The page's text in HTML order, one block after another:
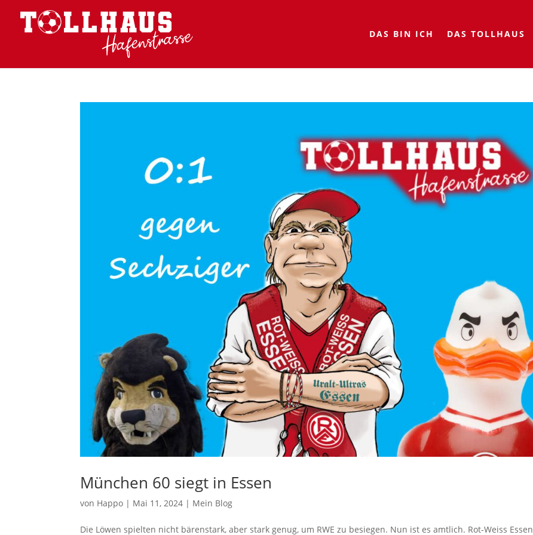
DAS BIN ICH DAS TOLLHAUS
München 60 siegt in Essen
von Happo | Mai 11, 2024 | Mein Blog
Die Löwen spielten nicht bärenstark, aber stark genug, um RWE zu besiegen. Nun ist es amtlich. Rot-Weiss Essen